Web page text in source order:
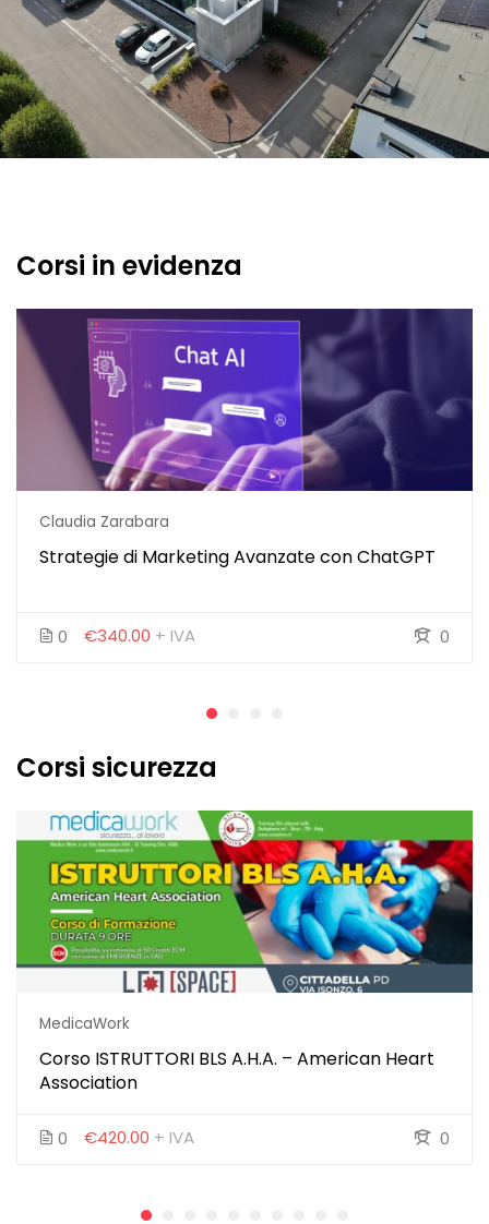
Corsi in evidenza
Claudia Zarabara
Strategie di Marketing Avanzate con ChatGPT
0 0
€340.00 + IVA
Corsi sicurezza
MedicaWork
Corso ISTRUTTORI BLS A.H.A. – American Heart
Association
0 0
€420.00 + IVA